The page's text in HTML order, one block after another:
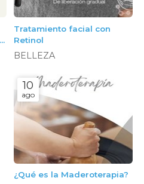
Tratamiento facial con
Retinol
BELLEZA
10
ago
¿Qué es la Maderoterapia?